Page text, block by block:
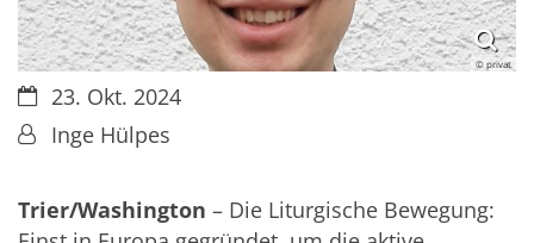
© privat
Datum:23. Okt. 2024
Von:Inge Hülpes
Trier/Washington – Die Liturgische Bewegung: